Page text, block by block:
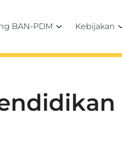
BAN-PDM Kebijakan